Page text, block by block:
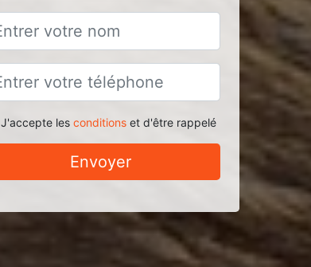
J'accepte les conditionset d'être rappelé
Envoyer